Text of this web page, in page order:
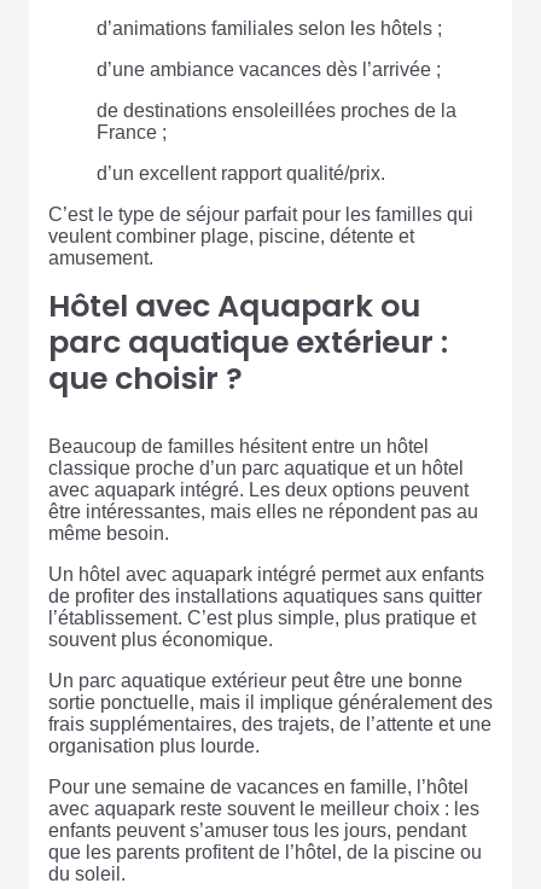
d’animations familiales selon les hôtels ;
d’une ambiance vacances dès l’arrivée ;
de destinations ensoleillées proches de la
France ;
d’un excellent rapport qualité/prix.
C’est le type de séjour parfait pour les familles qui
veulent combiner plage, piscine, détente et
amusement.
Hôtel avec Aquapark ou
parc aquatique extérieur :
que choisir ?
Beaucoup de familles hésitent entre un hôtel
classique proche d’un parc aquatique et un hôtel
avec aquapark intégré. Les deux options peuvent
être intéressantes, mais elles ne répondent pas au
même besoin.
Un hôtel avec aquapark intégré permet aux enfants
de profiter des installations aquatiques sans quitter
l’établissement. C’est plus simple, plus pratique et
souvent plus économique.
Un parc aquatique extérieur peut être une bonne
sortie ponctuelle, mais il implique généralement des
frais supplémentaires, des trajets, de l’attente et une
organisation plus lourde.
Pour une semaine de vacances en famille, l’hôtel
avec aquapark reste souvent le meilleur choix : les
enfants peuvent s’amuser tous les jours, pendant
que les parents profitent de l’hôtel, de la piscine ou
du soleil.